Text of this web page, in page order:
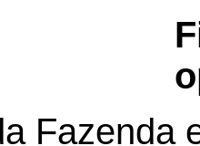
Fazenda